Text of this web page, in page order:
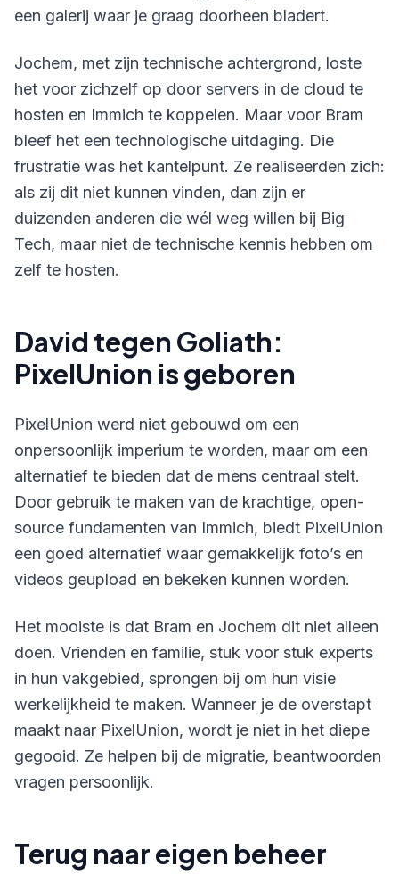
een galerij waar je graag doorheen bladert.
Jochem, met zijn technische achtergrond, loste
het voor zichzelf op door servers in de cloud te
hosten en Immich te koppelen. Maar voor Bram
bleef het een technologische uitdaging. Die
frustratie was het kantelpunt. Ze realiseerden zich:
als zij dit niet kunnen vinden, dan zijn er
duizenden anderen die wél weg willen bij Big
Tech, maar niet de technische kennis hebben om
zelf te hosten.
David tegen Goliath:
PixelUnion is geboren
PixelUnion werd niet gebouwd om een
onpersoonlijk imperium te worden, maar om een
alternatief te bieden dat de mens centraal stelt.
Door gebruik te maken van de krachtige, open-
source fundamenten van Immich, biedt PixelUnion
een goed alternatief waar gemakkelijk foto’s en
videos geupload en bekeken kunnen worden.
Het mooiste is dat Bram en Jochem dit niet alleen
doen. Vrienden en familie, stuk voor stuk experts
in hun vakgebied, sprongen bij om hun visie
werkelijkheid te maken. Wanneer je de overstapt
maakt naar PixelUnion, wordt je niet in het diepe
gegooid. Ze helpen bij de migratie, beantwoorden
vragen persoonlijk.
Terug naar eigen beheer